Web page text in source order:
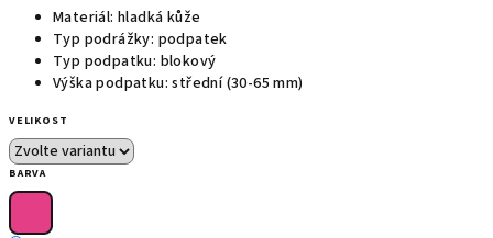
Materiál: hladká kůže
Typ podrážky: podpatek
Typ podpatku: blokový
Výška podpatku: střední (30-65 mm)
VELIKOST
BARVA